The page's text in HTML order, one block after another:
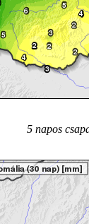
5 napos